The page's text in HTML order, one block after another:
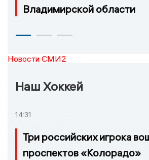
Владимирской области
Новости СМИ2
Наш Хоккей
14:31
Три российских игрока
проспектов «Колорадо»